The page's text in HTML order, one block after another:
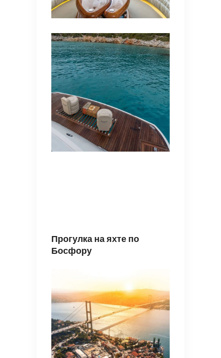
Прогулка на яхте по
Босфору